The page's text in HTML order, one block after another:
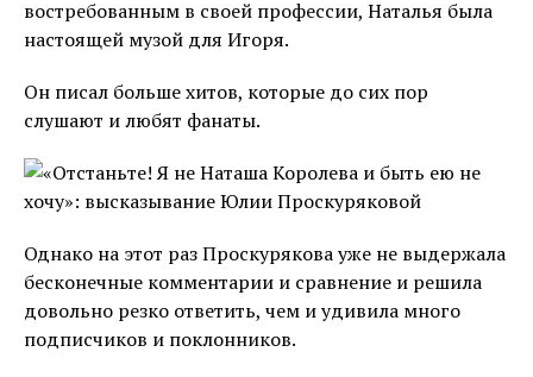
востребованным в своей профессии, Наталья была
настоящей музой для Игоря.
Он писал больше хитов, которые до сих пор
слушают и любят фанаты.
Однако на этот раз Проскурякова уже не выдержала
бесконечные комментарии и сравнение и решила
довольно резко ответить, чем и удивила много
подписчиков и поклонников.